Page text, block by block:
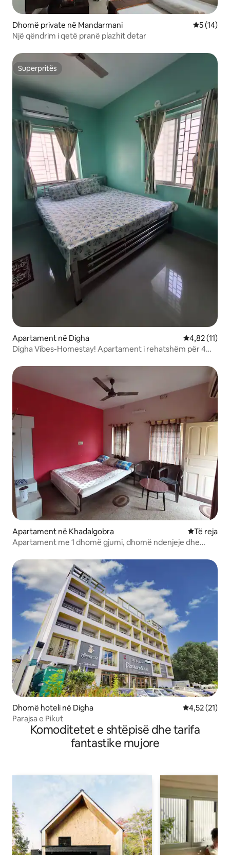
Dhomë private në Mandarmani Vlerësimi
5 (14)
Një qëndrim i qetë pranë plazhit detar
Superpritës
Superpritës
Apartament në Digha Vlerësimi
4,82 (11)
Digha Vibes-Homestay! Apartament i rehatshëm për 4
Apartament në Khadalgobra
Të reja
Apartament me 1 dhomë gjumi, dhomë ndenjeje dhe
Dhomë hoteli në Digha Vlerësimi
4,52 (21)
Parajsa e Pikut
Komoditetet e shtëpisë dhe tarifa
fantastike mujore